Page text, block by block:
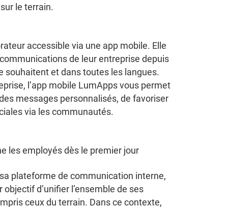
le terrain.
accessible via une app mobile. Elle
de leur entreprise depuis
souhaitent et dans toutes les langues.
l’app mobile LumApps vous permet
messages personnalisés, de favoriser
via les communautés.
les employés dès le premier jour
plateforme de communication interne,
d’unifier l’ensemble de ses
ceux du terrain. Dans ce contexte,